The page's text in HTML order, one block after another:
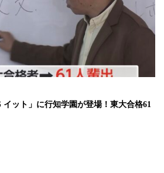
ット」に行知学園が登場！東大合格61